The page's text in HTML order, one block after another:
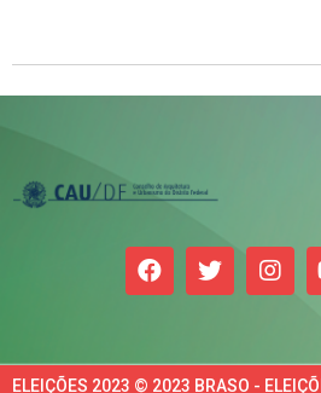
ELEIÇÕES 2023 © 2023 BRASO -